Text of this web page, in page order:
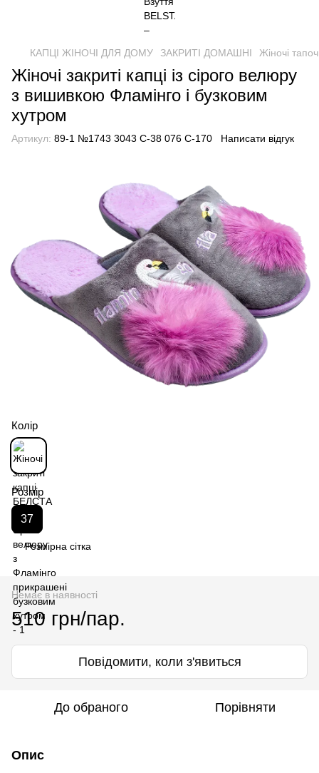
КАПЦІ ЖІНОЧІ ДЛЯ ДОМУ ЗАКРИТІ ДОМАШНІ Жіночі
Жіночі закриті капці із сірого велюру
з вишивкою Фламінго і бузковим
хутром
Артикул: 89-1 №1743 3043 С-38 076 С-170 Написати відгук
Колір
Розмір
37
Розмірна сітка
Немає в наявності
510 грн/пар.
Повідомити, коли з'явиться
До обраного Порівняти
Опис